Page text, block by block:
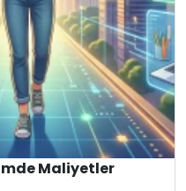
Maliyetler